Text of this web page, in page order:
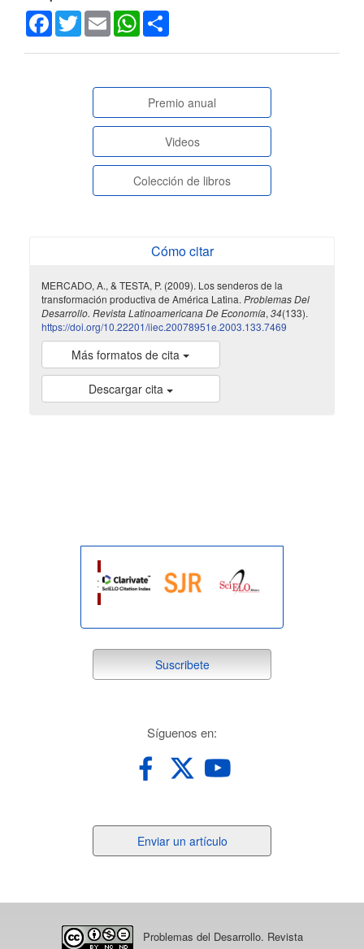
Facebook
Twitter Email WhatsApp
paginasespeciales
Premio anual
Videos
Colección de libros
Cómo citar
MERCADO, A., & TESTA, P. (2009). Los senderos de la
transformación productiva de América Latina. Problemas Del
Desarrollo. Revista Latinoamericana De Economía, 34(133).
https://doi.org/10.22201/iiec.20078951e.2003.133.7469
Más formatos de cita
Descargar cita
suscribete
Suscribete
Síguenos en:
un
Enviar un artículo
Problemas del Desarrollo. Revista